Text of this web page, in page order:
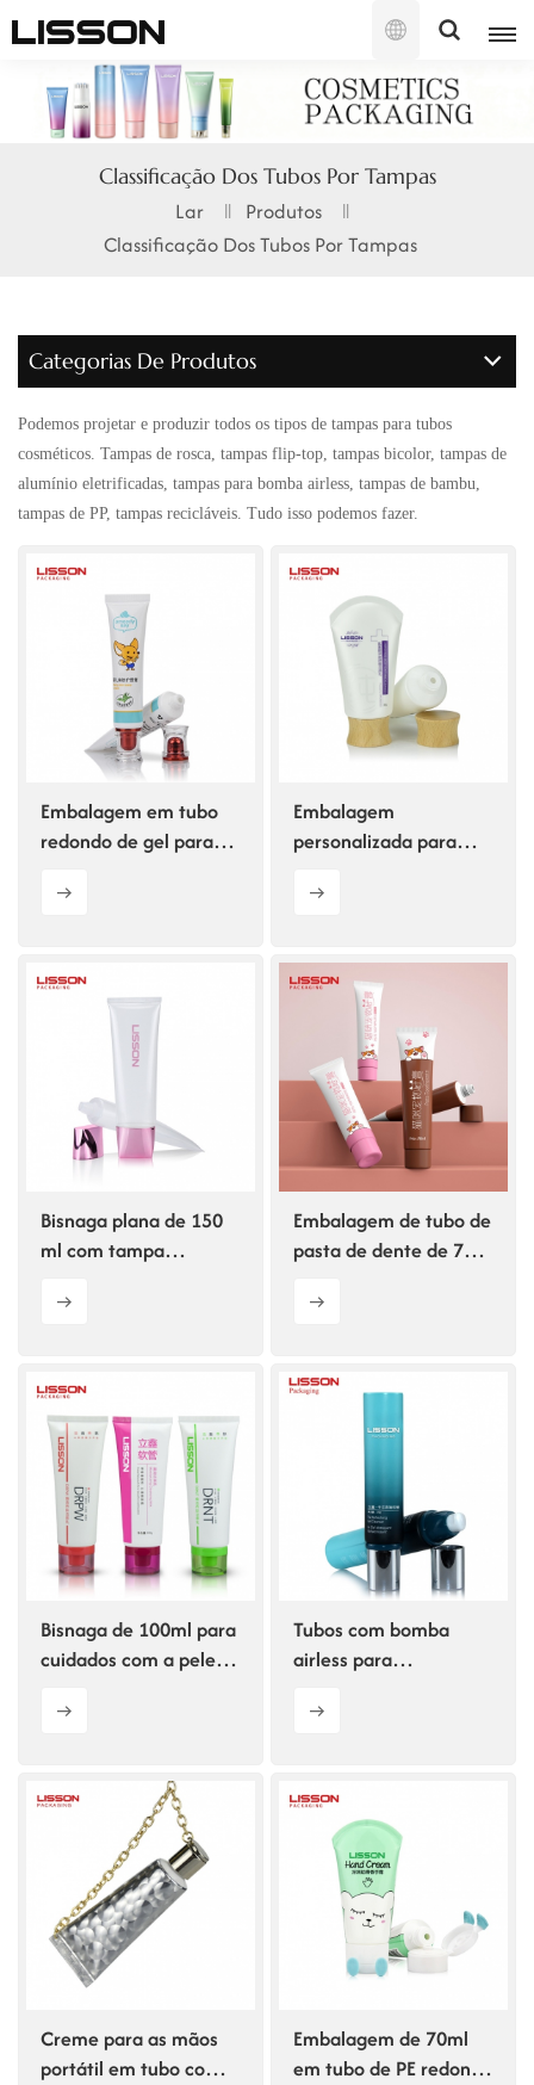
Português
English
français
русский
português
العربية
日本語
한국의
Classificação Dos Tubos Por Tampas
Lar
Produtos
Classificação Dos Tubos Por Tampas
Categorias De Produtos
Podemos projetar e produzir todos os tipos de tampas para tubos
cosméticos. Tampas de rosca, tampas flip-top, tampas bicolor, tampas de
alumínio eletrificadas, tampas para bomba airless, tampas de bambu,
tampas de PP, tampas recicláveis. Tudo isso podemos fazer.
Embalagem em tubo
redondo de gel para
25ml, com tampa
Embalagem
personalizada para
tubo com tampa de
Bisnaga plana de 150
ml com tampa
eletroplaqueada
Embalagem de tubo de
pasta de dente de 70g
estimação
Bisnaga de 100ml para
cuidados com a pele
transparente.
Tubos com bomba
airless para
cosméticas de 100 g
Creme para as mãos
portátil em tubo com
Embalagem de 70ml
em tubo de PE redondo